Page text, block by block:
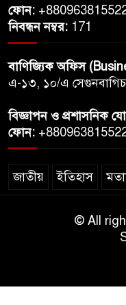
ফোন:
নিবন্ধন নম্বর: 171
বাণিজ্যিক অফিস
এ-১৩, ১০/এ
বিজ্ঞাপন ও প্রশাসনিক
ফোন:
জাতীয় ইতিহাস
© All